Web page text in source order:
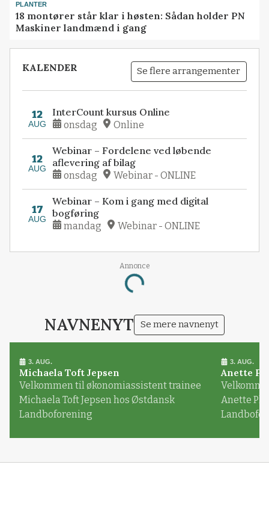
PLANTER
18 montører står klar i høsten: Sådan holder PN
Maskiner landmænd i gang
KALENDER Se flere arrangementer
12
AUG
InterCount kursus Online
onsdag Online
12
AUG
Webinar – Fordelene ved løbende
aflevering af bilag
onsdag Webinar - ONLINE
17
AUG
Webinar – Kom i gang med digital
bogføring
mandag Webinar - ONLINE
Annonce
Loading...
NAVNENYT Se mere navnenyt
3. AUG.
Michaela Toft Jepsen
Velkommen til økonomiassistent trainee
Michaela Toft Jepsen hos Østdansk
Landboforening
3. AUG.
Anette
Anette